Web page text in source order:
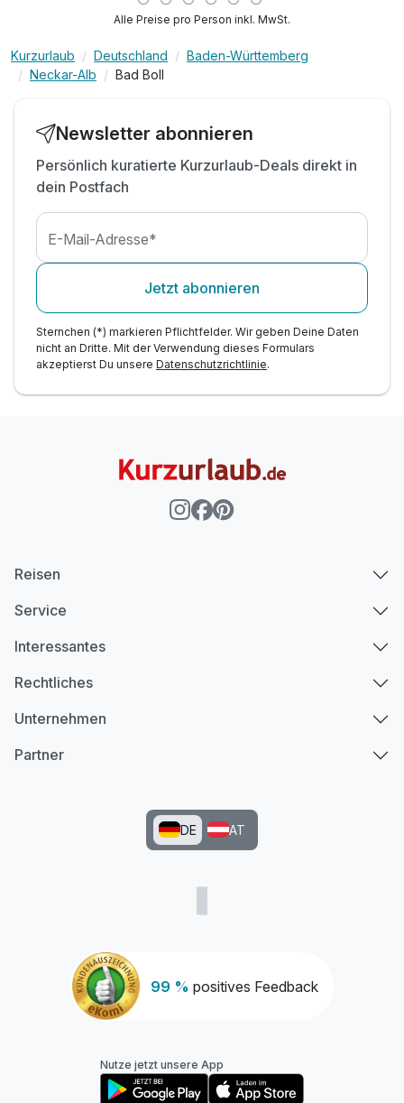
Economy Einzelzimmer
2 Erwachsene
Für 5 Tage
tägliche Nutzung des großzügigen
Wellnessbereichs inkl. Schwimmbad,
Brechelbad, Sauna und Infrarotkabine
Alb Card
Aufenthaltes
Alle Preise pro Person inkl. MwSt.
Kurzurlaub Deutschland
Baden-Württemberg
Neckar-Alb
Bad Boll
Newsletter abonnieren
Persönlich kuratierte Kurzurlaub-Deals direkt in
dein Postfach
E-Mail-Adresse*
Jetzt abonnieren
Sternchen (*) markieren Pflichtfelder. Wir geben Deine Daten
nicht an Dritte. Mit der Verwendung dieses Formulars
akzeptierst Du unsere Datenschutzrichtlinie.
99 % positives Feedback
Reisen
Service
Interessantes
Rechtliches
Unternehmen
Partner
DE AT
Nutze jetzt unsere App